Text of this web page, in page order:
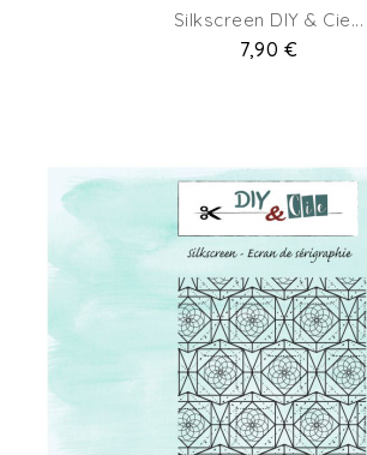
Silkscreen DIY & Cie...
Prix
7,90 €